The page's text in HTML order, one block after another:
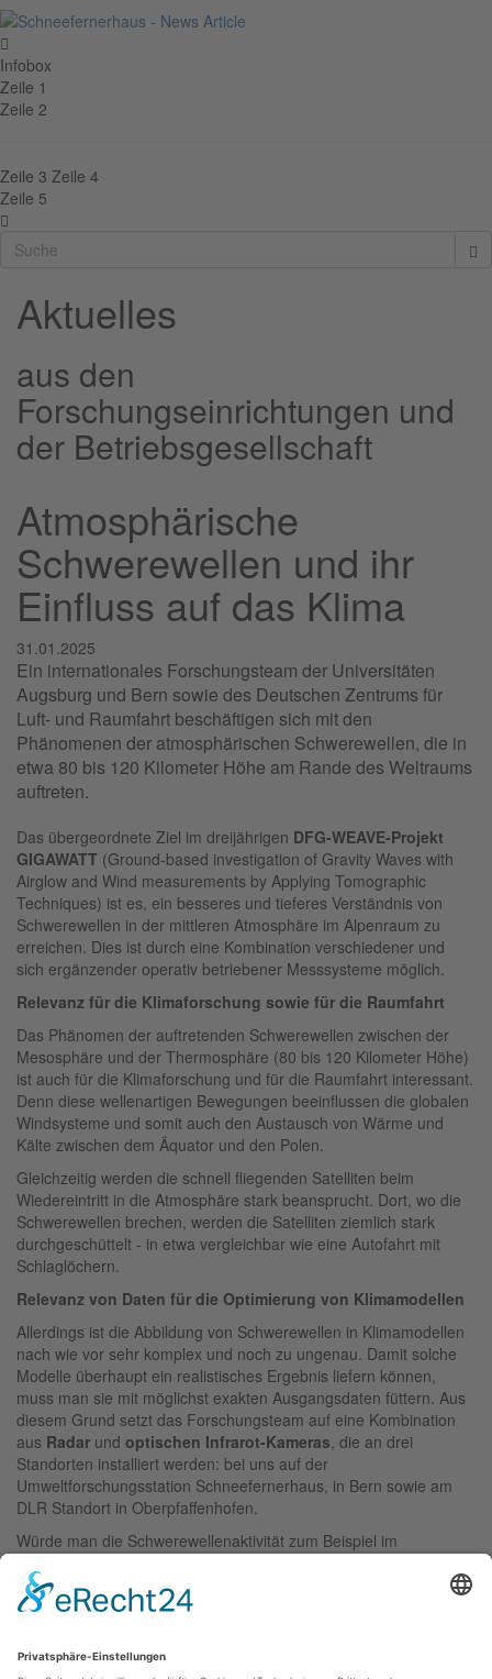
Infobox
Zeile 1
Zeile 2
Zeile 3 Zeile 4
Zeile 5
Aktuelles
aus den
Forschungseinrichtungen und
der Betriebsgesellschaft
Atmosphärische
Schwerewellen und ihr
Einfluss auf das Klima
31.01.2025
Ein internationales Forschungsteam der Universitäten
Augsburg und Bern sowie des Deutschen Zentrums für
Luft- und Raumfahrt beschäftigen sich mit den
Phänomenen der atmosphärischen Schwerewellen, die in
etwa 80 bis 120 Kilometer Höhe am Rande des Weltraums
auftreten.
Das übergeordnete Ziel im dreijährigen DFG-WEAVE-Projekt
GIGAWATT (Ground-based investigation of Gravity Waves with
Airglow and Wind measurements by Applying Tomographic
Techniques) ist es, ein besseres und tieferes Verständnis von
Schwerewellen in der mittleren Atmosphäre im Alpenraum zu
erreichen. Dies ist durch eine Kombination verschiedener und
sich ergänzender operativ betriebener Messsysteme möglich.
Relevanz für die Klimaforschung sowie für die Raumfahrt
Das Phänomen der auftretenden Schwerewellen zwischen der
Mesosphäre und der Thermosphäre (80 bis 120 Kilometer Höhe)
ist auch für die Klimaforschung und für die Raumfahrt interessant.
Denn diese wellenartigen Bewegungen beeinflussen die globalen
Windsysteme und somit auch den Austausch von Wärme und
Kälte zwischen dem Äquator und den Polen.
Gleichzeitig werden die schnell fliegenden Satelliten beim
Wiedereintritt in die Atmosphäre stark beansprucht. Dort, wo die
Schwerewellen brechen, werden die Satelliten ziemlich stark
durchgeschüttelt - in etwa vergleichbar wie eine Autofahrt mit
Schlaglöchern.
Relevanz von Daten für die Optimierung von Klimamodellen
Allerdings ist die Abbildung von Schwerewellen in Klimamodellen
nach wie vor sehr komplex und noch zu ungenau. Damit solche
Modelle überhaupt ein realistisches Ergebnis liefern können,
muss man sie mit möglichst exakten Ausgangsdaten füttern. Aus
diesem Grund setzt das Forschungsteam auf eine Kombination
aus Radar und optischen Infrarot-Kameras, die an drei
Standorten installiert werden: bei uns auf der
Umweltforschungsstation Schneefernerhaus, in Bern sowie am
DLR Standort in Oberpfaffenhofen.
Würde man die Schwerewellenaktivität zum Beispiel im
wäre es möglich, die Flugbahnen von Satelliten genauer zu
berechnen. Dies verringert das Risiko von unkontrollierbaren
Detailliertere Infos über das Projekt GIGAWATT finden Sie